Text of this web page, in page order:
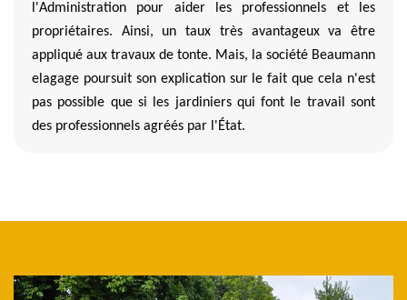
l'Administration pour aider les professionnels et les
propriétaires. Ainsi, un taux très avantageux va être
appliqué aux travaux de tonte. Mais, la société Beaumann
elagage poursuit son explication sur le fait que cela n'est
pas possible que si les jardiniers qui font le travail sont
des professionnels agréés par l'État.